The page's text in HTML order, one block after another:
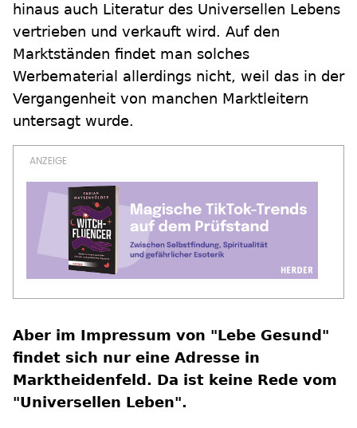
hinaus auch Literatur des Universellen Lebens
vertrieben und verkauft wird. Auf den
Marktständen findet man solches
Werbematerial allerdings nicht, weil das in der
Vergangenheit von manchen Marktleitern
untersagt wurde.
Aber im Impressum von "Lebe Gesund"
findet sich nur eine Adresse in
Marktheidenfeld. Da ist keine Rede vom
"Universellen Leben".